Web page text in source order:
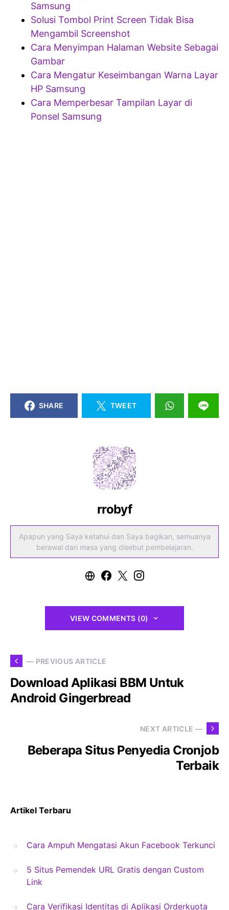
Samsung
Solusi Tombol Print Screen Tidak Bisa
Mengambil Screenshot
Cara Menyimpan Halaman Website Sebagai
Gambar
Cara Mengatur Keseimbangan Warna Layar
HP Samsung
Cara Memperbesar Tampilan Layar di
Ponsel Samsung
SHARE TWEET
rrobyf
Apapun yang Saya ketahui dan Saya bagikan, semuanya
berawal dari masa yang disebut pembelajaran.
VIEW COMMENTS (0)
— PREVIOUS ARTICLE
Download Aplikasi BBM Untuk
Android Gingerbread
NEXT ARTICLE —
Beberapa Situs Penyedia Cronjob
Terbaik
Artikel Terbaru
Cara Ampuh Mengatasi Akun Facebook Terkunci
5 Situs Pemendek URL Gratis dengan Custom
Link
Cara Verifikasi Identitas di Aplikasi Orderkuota